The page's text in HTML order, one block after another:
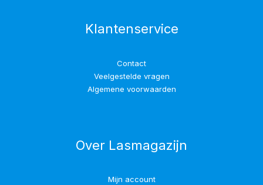
Klantenservice
Contact
Veelgestelde vragen
Algemene voorwaarden
Over Lasmagazijn
Mijn account